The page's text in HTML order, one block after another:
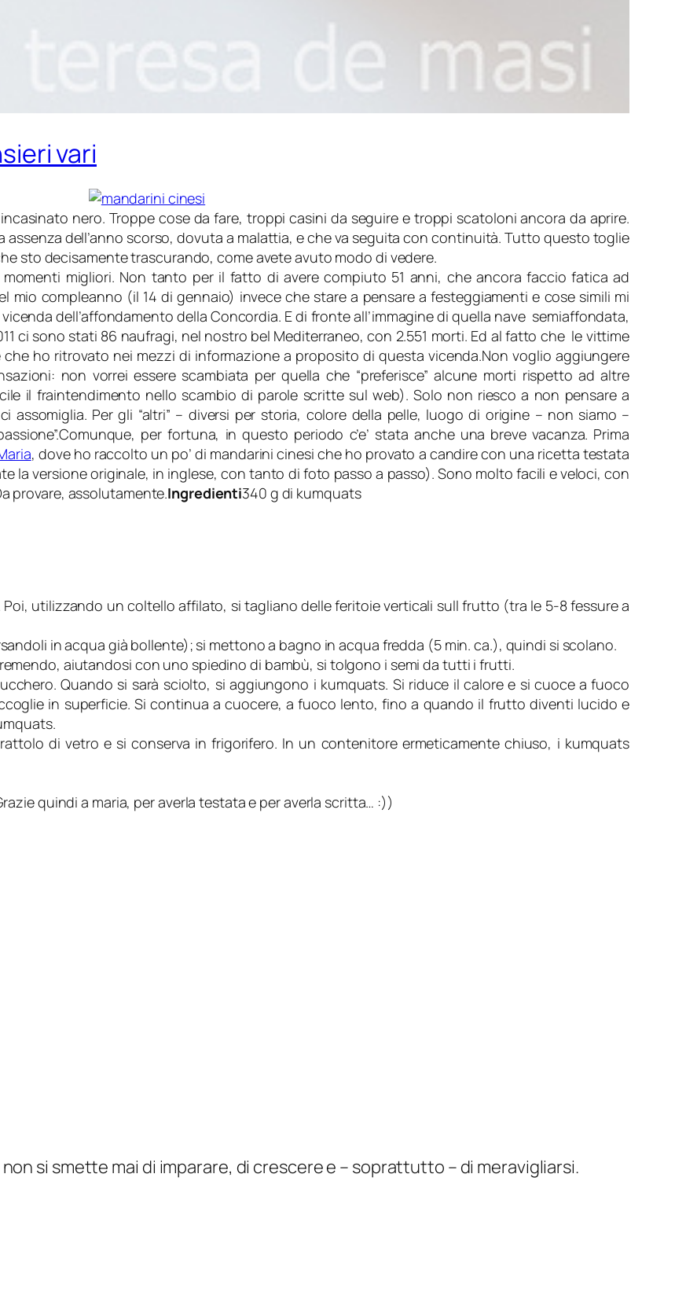
vari
nero. Troppe cose da fare, troppi casini da seguire e troppi scatoloni ancora da aprire.
dell’anno scorso, dovuta a malattia, e che va seguita con continuità. Tutto questo toglie
sto decisamente trascurando, come avete avuto modo di vedere.
migliori. Non tanto per il fatto di avere compiuto 51 anni, che ancora faccio fatica ad
mio compleanno (il 14 di gennaio) invece che stare a pensare a festeggiamenti e cose simili mi
dell’affondamento della Concordia. E di fronte all’immagine di quella nave semiaffondata,
ci sono stati 86 naufragi, nel nostro bel Mediterraneo, con 2.551 morti. Ed al fatto che le vittime
ho ritrovato nei mezzi di informazione a proposito di questa vicenda.Non voglio aggiungere
non vorrei essere scambiata per quella che “preferisce” alcune morti rispetto ad altre
il fraintendimento nello scambio di parole scritte sul web). Solo non riesco a non pensare a
assomiglia. Per gli “altri” – diversi per storia, colore della pelle, luogo di origine – non siamo –
Comunque, per fortuna, in questo periodo c’e’ stata anche una breve vacanza. Prima
, dove ho raccolto un po’ di mandarini cinesi che ho provato a candire con una ricetta testata
la versione originale, in inglese, con tanto di foto passo a passo). Sono molto facili e veloci, con
provare, assolutamente.Ingredienti340 g di kumquats
Poi, utilizzando un coltello affilato, si tagliano delle feritoie verticali sull frutto (tra le 5-8 fessure a
in acqua già bollente); si mettono a bagno in acqua fredda (5 min. ca.), quindi si scolano.
aiutandosi con uno spiedino di bambù, si tolgono i semi da tutti i frutti.
Quando si sarà sciolto, si aggiungono i kumquats. Si riduce il calore e si cuoce a fuoco
in superficie. Si continua a cuocere, a fuoco lento, fino a quando il frutto diventi lucido e
di vetro e si conserva in frigorifero. In un contenitore ermeticamente chiuso, i kumquats
quindi a maria, per averla testata e per averla scritta… :))
si smette mai di imparare, di crescere e – soprattutto – di meravigliarsi.